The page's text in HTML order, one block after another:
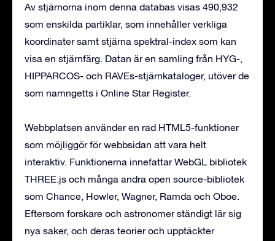
Av stjärnorna inom denna databas visas 490,932
som enskilda partiklar, som innehåller verkliga
koordinater samt stjärna spektral-index som kan
visa en stjärnfärg. Datan är en samling från HYG-,
HIPPARCOS- och RAVEs-stjärnkataloger, utöver de
som namngetts i Online Star Register.
Webbplatsen använder en rad HTML5-funktioner
som möjliggör för webbsidan att vara helt
interaktiv. Funktionerna innefattar WebGL bibliotek
THREE.js och många andra open source-bibliotek
som Chance, Howler, Wagner, Ramda och Oboe.
Eftersom forskare och astronomer ständigt lär sig
nya saker, och deras teorier och upptäckter